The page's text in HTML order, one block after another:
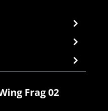
Frag 02